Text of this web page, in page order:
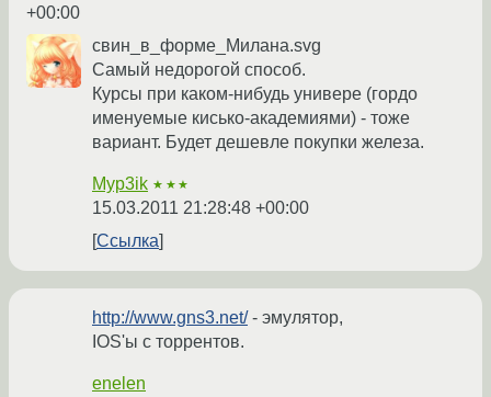
+00:00
свин_в_форме_Милана.svg
Самый недорогой способ.
Курсы при каком-нибудь универе (гордо
именуемые кисько-академиями) - тоже
вариант. Будет дешевле покупки железа.
Myp3ik ★★★
15.03.2011 21:28:48 +00:00
Ссылка
http://www.gns3.net/- эмулятор,
IOS'ы с торрентов.
enelen